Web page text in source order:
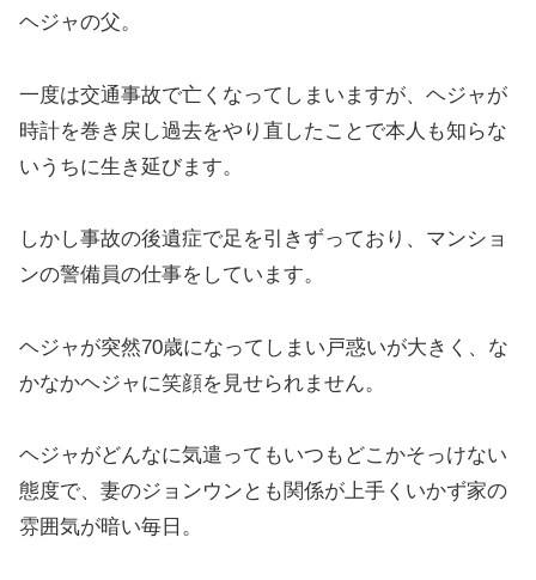
ヘジャの父。
一度は交通事故で亡くなってしまいますが、ヘジャが
時計を巻き戻し過去をやり直したことで本人も知らな
いうちに生き延びます。
しかし事故の後遺症で足を引きずっており、マンショ
ンの警備員の仕事をしています。
ヘジャが突然70歳になってしまい戸惑いが大きく、な
かなかヘジャに笑顔を見せられません。
ヘジャがどんなに気遣ってもいつもどこかそっけない
態度で、妻のジョンウンとも関係が上手くいかず家の
雰囲気が暗い毎日。